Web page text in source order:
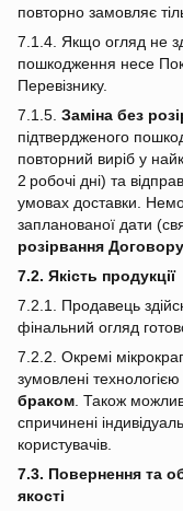
повторно замовляє
7.1.4. Якщо огляд не
пошкодження несе
Перевізнику.
7.1.5. Заміна без
підтвердженого
повторний виріб у
2 робочі дні) та
умовах доставки.
запланованої дати
розірвання
7.2. Якість продукції
7.2.1. Продавець
фінальний огляд
7.2.2. Окремі
зумовлені технологією
браком . Також
спричинені
користувачів.
7.3. Повернення та
якості